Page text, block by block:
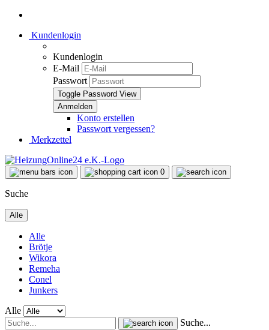
Kundenlogin
Kundenlogin
E-Mail
Passwort
Toggle Password View
Konto erstellen
Passwort vergessen?
Merkzettel
0
Suche
Alle
Alle
Brötje
Wikora
Remeha
Conel
Junkers
Alle
Suche...